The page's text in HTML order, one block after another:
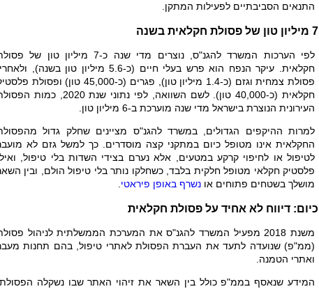
התנאים הסביבתיים לפעילות המתקן.
7 מיליון טון של פסולת חקלאית בשנה
לפי הערכות המשרד להגנ"ס, נוצרים מדי שנה כ-7 מיליון טון של
חקלאית. עיקר הנפח הוא פרש בעלי חיים (כ-5.6 מיליון טון בשנה),
פסולת צמחית וגזם (כ-1.4 מיליון טון), פגרים (כ-45,000 טון) ופסולת
חקלאית (כ-40,000 טון)
.
לשם השוואה, לפי נתוני שנת 2020, כמות
העירונית הנוצרת בישראל מדי שנה מוערכת ב-6 מיליון טון.
למרות ההיקפים הגדולים, במשרד להגנ"ס מציינים שחלק גדול
החקלאית אינו מטופל כיום במתקני קצה מוסדרים. כך למשל גזם לא
לטיפול או לחיפוי קרקע במטעים, אלא נערם בצידי השדות בלי טיפול,
פלסטיק חקלאי מטופל חלקית בלבד, כשחלקו נותר בלי טיפול הולם, ובין
מושלך בשטחים פתוחים או נשרף באופן פיראטי
כיום: דיווח לא אחיד על פסולת חקלאית
משנת 2018 מפעיל המשרד להגנ"ס את המערכת הממשלתית לניהול
(ממ"פ) שנועדה לתעד את העברת הפסולת לאתרי טיפול, בהם תחנות
ואתרי הטמנה.
המידע שנאסף בממ"פ כולל בין השאר את זיהוי האתר שבו נשקלה